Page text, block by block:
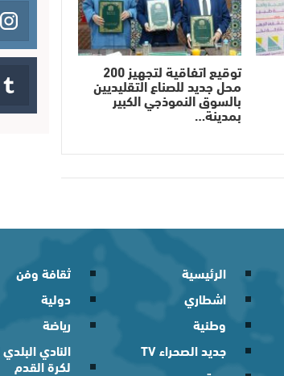
توقيع اتفاقية لتجهيز 200
محل جديد للصناع التقليديين
بالسوق النموذجي الكبير
بمدينة…
الرئيسية
اشطاري
وطنية
جديد الصحراء TV
ثقافة وفن
دولية
رياضة
النادي
لكرة القدم